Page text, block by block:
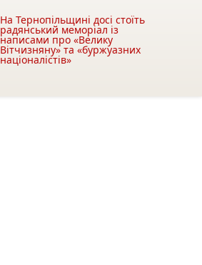
На Тернопільщині досі стоїть
радянський меморіал із
написами про «Велику
Вітчизняну» та «буржуазних
націоналістів»